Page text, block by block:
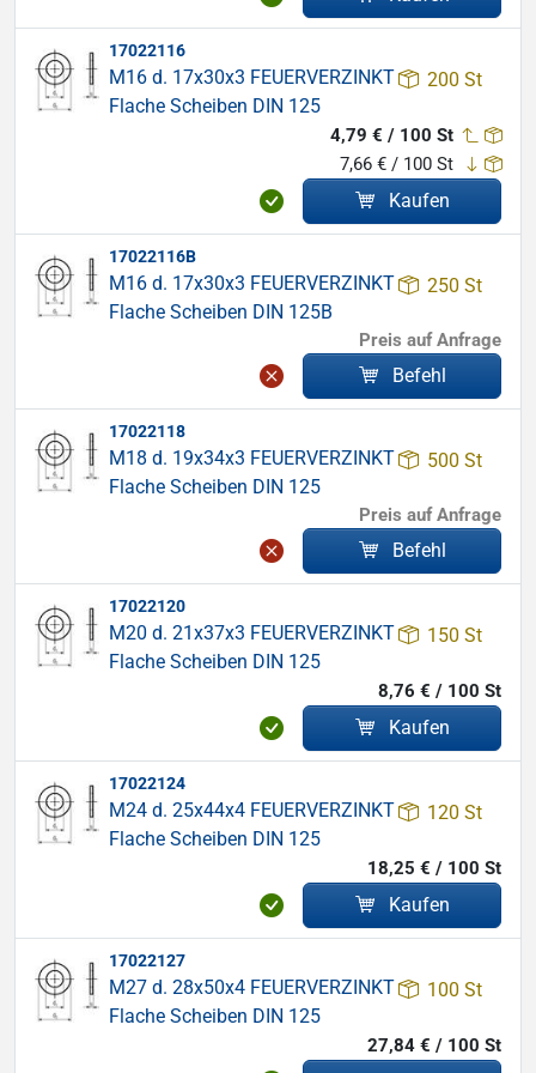
17022116
M16 d. 17x30x3 FEUERVERZINKT
Flache Scheiben DIN 125
200 St
4,79 € / 100 St
7,66 € / 100 St
Kaufen
17022116B
M16 d. 17x30x3 FEUERVERZINKT
Flache Scheiben DIN 125B
250 St
Preis auf Anfrage
Befehl
17022118
M18 d. 19x34x3 FEUERVERZINKT
Flache Scheiben DIN 125
500 St
Preis auf Anfrage
Befehl
17022120
M20 d. 21x37x3 FEUERVERZINKT
Flache Scheiben DIN 125
150 St
8,76 € / 100 St
Kaufen
17022124
M24 d. 25x44x4 FEUERVERZINKT
Flache Scheiben DIN 125
120 St
18,25 € / 100 St
Kaufen
17022127
M27 d. 28x50x4 FEUERVERZINKT
Flache Scheiben DIN 125
100 St
27,84 € / 100 St